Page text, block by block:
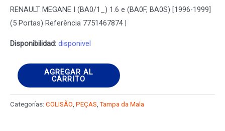
RENAULT MEGANE I (BA0/1_) 1.6 e (BA0F, BA0S) [1996-1999]
(5 Portas) Referência 7751467874 |
Disponibilidad: disponivel
Tampa
Mala
RENAULT
AGREGAR AL
CARRITO
Categorías: COLISÃO PEÇAS ,Tampa da Mala